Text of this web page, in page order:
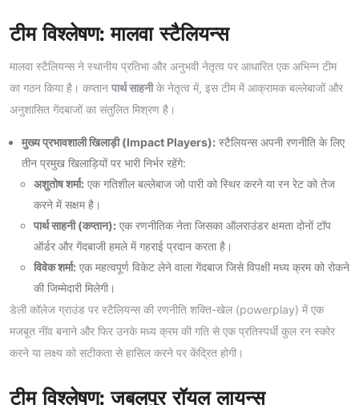
टीम विश्लेषण: मालवा स्टैलियन्स
मालवा स्टैलियन्स ने स्थानीय प्रतिभा और अनुभवी नेतृत्व पर आधारित एक अभिन्न टीम
का गठन किया है। कप्तान पार्थ साहनीके नेतृत्व में, इस टीम में आक्रामक बल्लेबाजों और
अनुशासित गेंदबाजों का संतुलित मिश्रण है।
मुख्य प्रभावशाली खिलाड़ी (Impact Players): स्टैलियन्स अपनी रणनीति के लिए
तीन प्रमुख खिलाड़ियों पर भारी निर्भर रहेंगे:
अशुतोष शर्मा: एक गतिशील बल्लेबाज जो पारी को स्थिर करने या रन रेट को तेज
करने में सक्षम है।
पार्थ साहनी (कप्तान): एक रणनीतिक नेता जिसका ऑलराउंडर क्षमता दोनों टॉप
ऑर्डर और गेंदबाजी हमले में गहराई प्रदान करता है।
विवेक शर्मा: एक महत्वपूर्ण विकेट लेने वाला गेंदबाज जिसे विपक्षी मध्य क्रम को रोकने
की जिम्मेदारी मिलेगी।
डेली कॉलेज ग्राउंड पर स्टैलियन्स की रणनीति शक्ति-खेल (powerplay) में एक
मजबूत नींव बनाने और फिर उनके मध्य क्रम की गति से एक प्रतिस्पर्धी कुल रन स्कोर
करने या लक्ष्य को सटीकता से हासिल करने पर केंद्रित होगी।
टीम विश्लेषण: जबलपुर रॉयल लायन्स